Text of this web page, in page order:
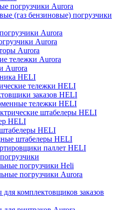
погрузчики Aurora
(газ бензиновые) погрузчики
Aurora
Aurora
Aurora
тележки Aurora
Aurora
HELI
тележки HELI
заказов HELI
тележки HELI
штабелеры HELI
HELI
HELI
штабелеры HELI
паллет HELI
погрузчики Heli
погрузчики Aurora
комплектовщиков заказов